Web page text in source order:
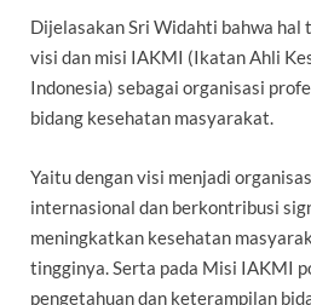
Dijelasakan Sri Widahti bahwa hal
visi dan misi IAKMI (Ikatan Ahli
Indonesia) sebagai organisasi
bidang kesehatan masyarakat.
Yaitu dengan visi menjadi
internasional dan berkontribusi
meningkatkan kesehatan
tingginya. Serta pada Misi IAKMI
pengetahuan dan keterampilan